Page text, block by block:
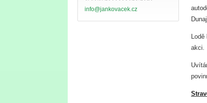
info@jankovacek.cz
akci.